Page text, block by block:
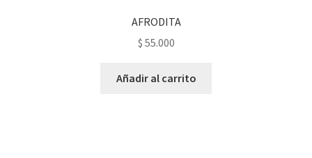
AFRODITA
$ 55.000
Añadir al carrito